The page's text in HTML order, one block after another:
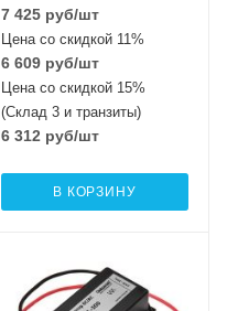
7 425руб/шт
Цена со скидкой 11%
6 609руб/шт
Цена со скидкой 15%
(Склад 3 и транзиты)
6 312 руб/шт
В КОРЗИНУ
мощность (активная),